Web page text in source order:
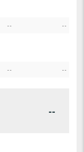
-- --
-- --
--